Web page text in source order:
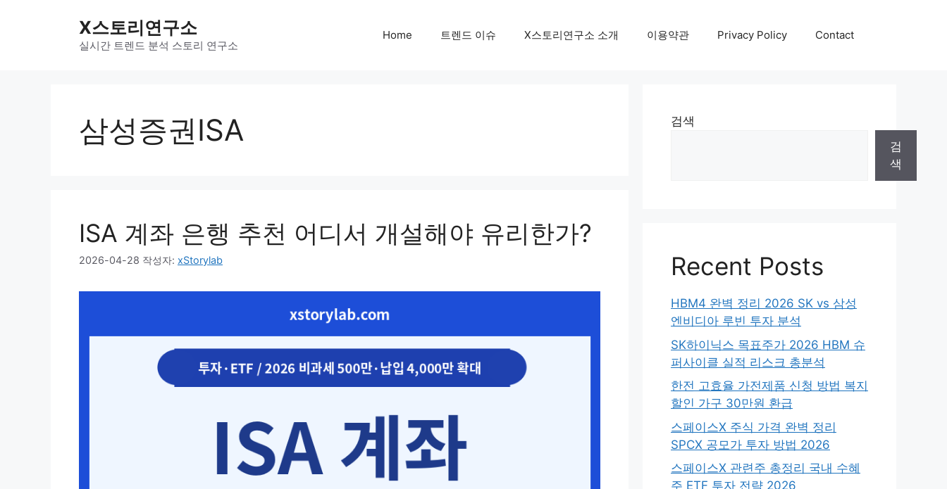
X스토리연구소
실시간 트렌드 분석 스토리 연구소
Home 트렌드 이슈 X스토리연구소 소개 이용약관 Privacy Policy Contact
삼성증권ISA
ISA 계좌 은행 추천 어디서 개설해야 유리한가?
2026-04-28 작성자: xStorylab
검색
검
색
Recent Posts
HBM4 완벽 정리 2026 SK vs 삼성
엔비디아 루빈 투자 분석
SK하이닉스 목표주가 2026 HBM 슈
퍼사이클 실적 리스크 총분석
한전 고효율 가전제품 신청 방법 복지
할인 가구 30만원 환급
스페이스X 주식 가격 완벽 정리
SPCX 공모가 투자 방법 2026
스페이스X 관련주 총정리 국내 수혜
주 ETF 투자 전략 2026